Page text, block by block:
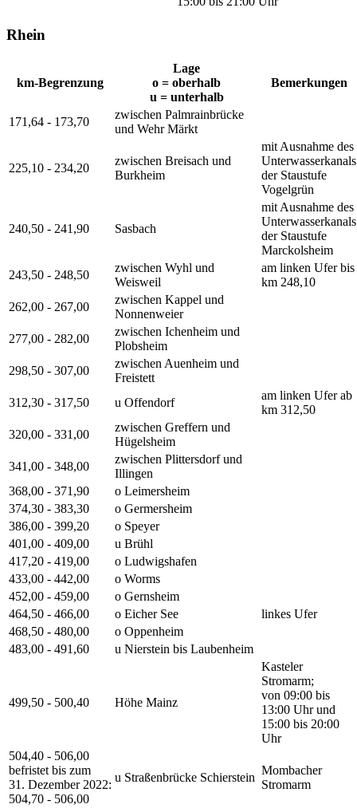
Rhein
km-Begrenzung
Lage
o = oberhalb
u = unterhalb
Bemerkungen
171,64 - 173,70
zwischen Palmrainbrücke
und Wehr Märkt
225,10 - 234,20
zwischen Breisach und
Burkheim
mit Ausnahme des
Unterwasserkanals
der Staustufe
Vogelgrün
240,50 - 241,90 Sasbach
mit Ausnahme des
Unterwasserkanals
der Staustufe
Marckolsheim
243,50 - 248,50
zwischen Wyhl und
Weisweil
am linken Ufer bis
km 248,10
262,00 - 267,00
zwischen Kappel und
Nonnenweier
277,00 - 282,00
zwischen Ichenheim und
Plobsheim
298,50 - 307,00
zwischen Auenheim und
Freistett
312,30 - 317,50
u Offendorf
am linken Ufer ab
km 312,50
320,00 - 331,00
zwischen Greffern und
Hügelsheim
341,00 - 348,00
zwischen Plittersdorf und
Illingen
368,00 - 371,90
o Leimersheim
374,30 - 383,30
o Germersheim
386,00 - 399,20
o Speyer
401,00 - 409,00
u Brühl
417,20 - 419,00
o Ludwigshafen
433,00 - 442,00
o Worms
452,00 - 459,00
o Gernsheim
464,50 - 466,00
o Eicher See
linkes Ufer
468,50 - 480,00
o Oppenheim
483,00 - 491,60
u Nierstein bis Laubenheim
499,50 - 500,40 Höhe Mainz
Kasteler
Stromarm;
von 09:00 bis
13:00 Uhr und
15:00 bis 20:00
Uhr
504,40 - 506,00
befristet bis zum
31. Dezember 2022:
504,70 - 506,00
u Straßenbrücke Schierstein
Mombacher
Stromarm